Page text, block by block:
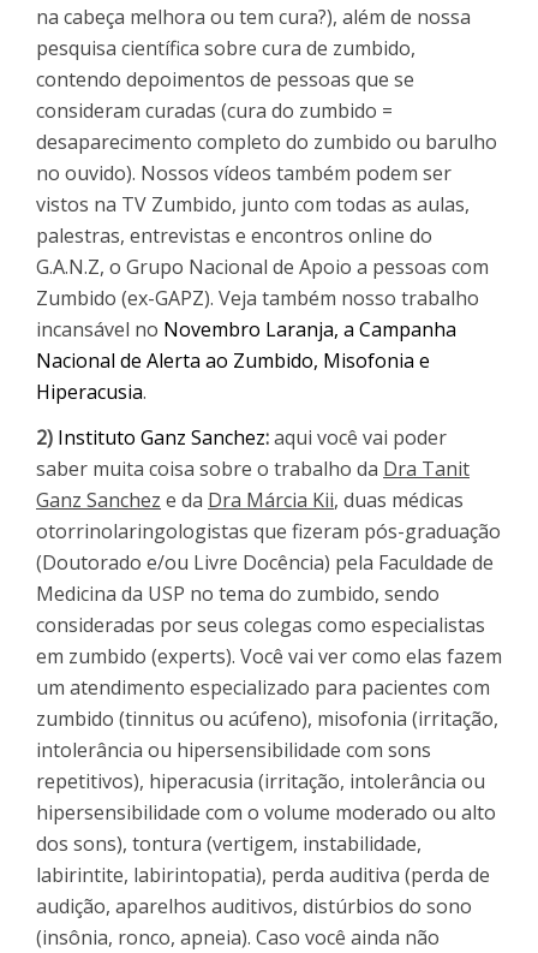
na cabeça melhora ou tem cura?), além de nossa
pesquisa científica sobre cura de zumbido,
contendo depoimentos de pessoas que se
consideram curadas (cura do zumbido =
desaparecimento completo do zumbido ou barulho
no ouvido). Nossos vídeos também podem ser
vistos na TV Zumbido, junto com todas as aulas,
palestras, entrevistas e encontros online do
G.A.N.Z, o Grupo Nacional de Apoio a pessoas com
Zumbido (ex-GAPZ). Veja também nosso trabalho
incansável no Novembro Laranja, a Campanha
Nacional de Alerta ao Zumbido, Misofonia e
Hiperacusia.
2) Instituto Ganz Sanchez:aqui você vai poder
saber muita coisa sobre o trabalho da Dra Tanit
Ganz Sanchez e da Dra Márcia Kii, duas médicas
otorrinolaringologistas que fizeram pós-graduação
(Doutorado e/ou Livre Docência) pela Faculdade de
Medicina da USP no tema do zumbido, sendo
consideradas por seus colegas como especialistas
em zumbido (experts). Você vai ver como elas fazem
um atendimento especializado para pacientes com
zumbido (tinnitus ou acúfeno), misofonia (irritação,
intolerância ou hipersensibilidade com sons
repetitivos), hiperacusia (irritação, intolerância ou
hipersensibilidade com o volume moderado ou alto
dos sons), tontura (vertigem, instabilidade,
labirintite, labirintopatia), perda auditiva (perda de
audição, aparelhos auditivos, distúrbios do sono
(insônia, ronco, apneia). Caso você ainda não